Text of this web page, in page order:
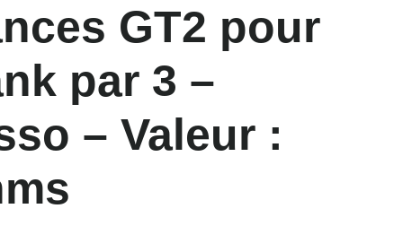
GT2 pour
par 3 –
– Valeur :